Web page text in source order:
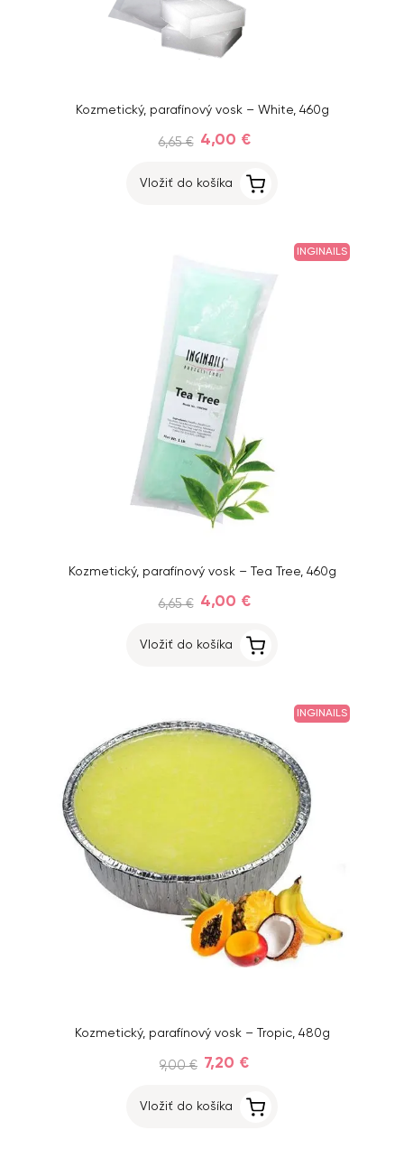
Kozmetický, parafínový vosk – White, 460g
6,65 € 4,00 €
Vložiť do košíka
INGINAILS
Kozmetický, parafínový vosk – Tea Tree, 460g
6,65 € 4,00 €
Vložiť do košíka
INGINAILS
Kozmetický, parafínový vosk – Tropic, 480g
9,00 € 7,20 €
Vložiť do košíka